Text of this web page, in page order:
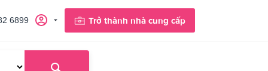
Trở thành nhà cung cấp
6899